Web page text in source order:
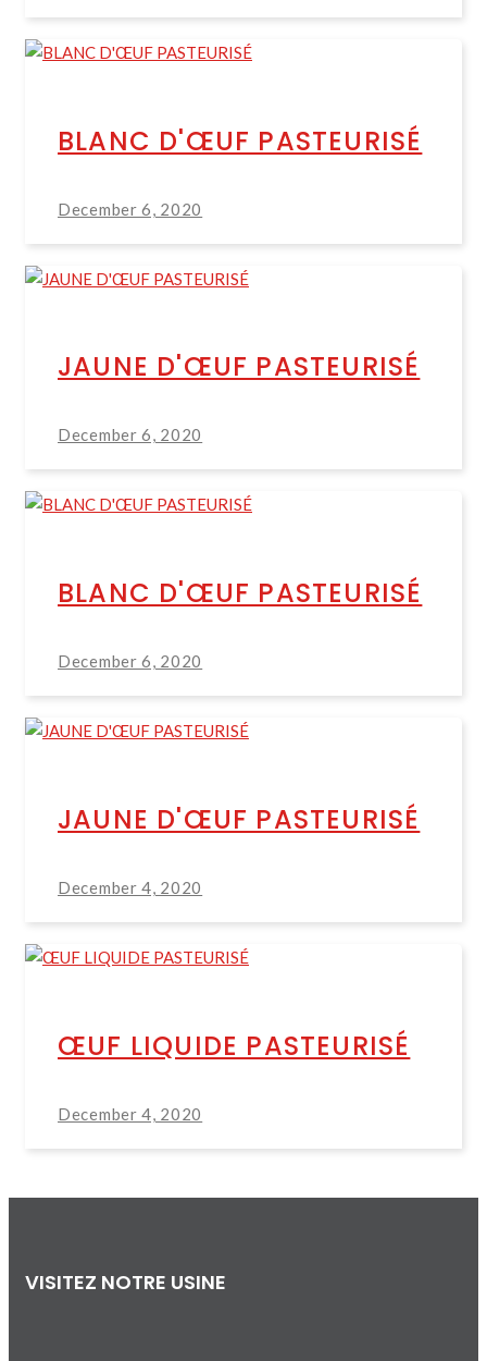
BLANC D'ŒUF PASTEURISÉ
December 6, 2020
JAUNE D'ŒUF PASTEURISÉ
December 6, 2020
BLANC D'ŒUF PASTEURISÉ
December 6, 2020
JAUNE D'ŒUF PASTEURISÉ
December 4, 2020
ŒUF LIQUIDE PASTEURISÉ
December 4, 2020
VISITEZ NOTRE USINE